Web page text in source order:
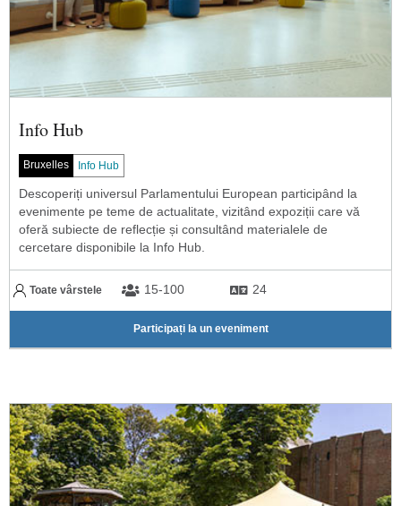
Info Hub
Bruxelles Info Hub
Descoperiți universul Parlamentului European participând la
evenimente pe teme de actualitate, vizitând expoziții care vă
oferă subiecte de reflecție și consultând materialele de
cercetare disponibile la Info Hub.
Toate vârstele 15-100 24
Participați la un eveniment